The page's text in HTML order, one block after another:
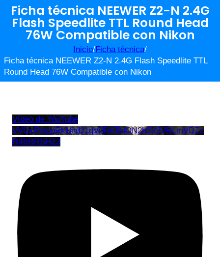
Ficha técnica NEEWER Z2-N 2.4G
Flash Speedlite TTL Round Head
76W Compatible con Nikon
Inicio/Ficha técnica/
Ficha técnica NEEWER Z2-N 2.4G Flash Speedlite TTL
Round Head 76W Compatible con Nikon
Vídeo de YouTube
VVUxRmppRkNnd21qV0FwTldON2h5V3VRLmVDZz
RiRjRRSHZ3